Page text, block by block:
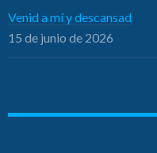
Venid a mí y descansad
15 de junio de 2026